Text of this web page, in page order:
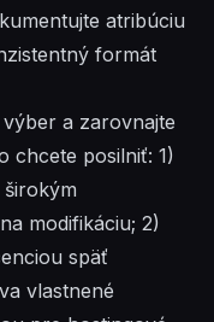
atribúciu
formát
a zarovnajte
chcete posilniť: 1)
modifikáciu; 2)
späť
vlastnené